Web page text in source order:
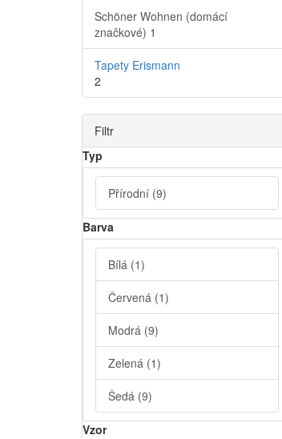
Schöner Wohnen (domácí
značkové) 1
Tapety Erismann
2
Filtr
Typ
Přírodní (9)
Barva
Bílá (1)
Červená (1)
Modrá (9)
Zelená (1)
Šedá (9)
Vzor